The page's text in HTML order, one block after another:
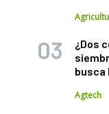
¿Dos
busca
Agtech